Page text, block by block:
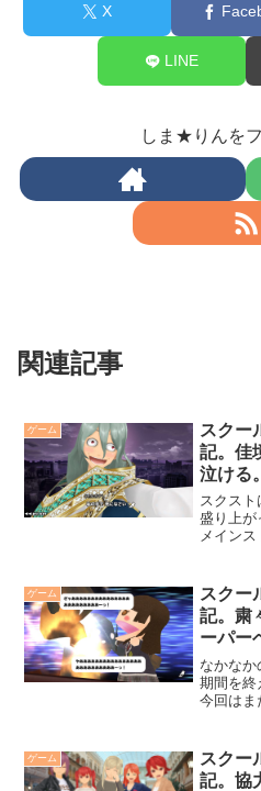
X
LINE
しま★りんを
関連記事
ゲーム
スクー
記。佳
泣ける。
スクスト
盛り上が
メイン
迎えて
ゲーム
スクー
記。粛
ーパー
なかなか
期間を終
今回はま
状態な
ュラー
罠が待
ゲーム
スクー
記。協